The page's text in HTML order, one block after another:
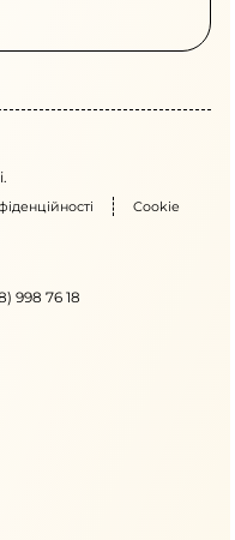
Cookie
998 76 18